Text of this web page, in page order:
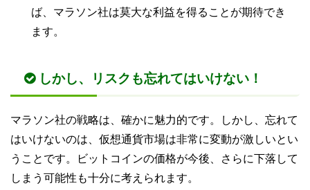
ば、マラソン社は莫大な利益を得ることが期待でき
ます。
しかし、リスクも忘れてはいけない！
マラソン社の戦略は、確かに魅力的です。しかし、忘れて
はいけないのは、仮想通貨市場は非常に変動が激しいとい
うことです。ビットコインの価格が今後、さらに下落して
しまう可能性も十分に考えられます。